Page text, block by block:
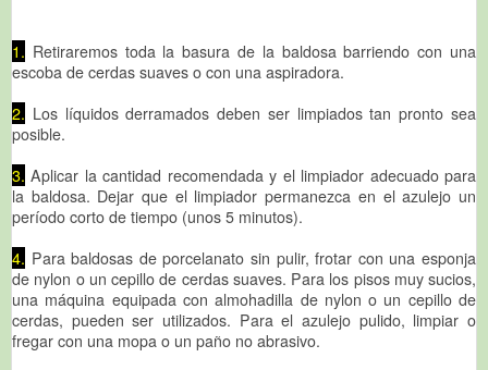
1. Retiraremos toda la basura de la baldosa barriendo con una
escoba de cerdas suaves o con una aspiradora.
2. Los líquidos derramados deben ser limpiados tan pronto sea
posible.
3. Aplicar la cantidad recomendada y el limpiador adecuado para
la baldosa. Dejar que el limpiador permanezca en el azulejo un
período corto de tiempo (unos 5 minutos).
4. Para baldosas de porcelanato sin pulir, frotar con una esponja
de nylon o un cepillo de cerdas suaves. Para los pisos muy sucios,
una máquina equipada con almohadilla de nylon o un cepillo de
cerdas, pueden ser utilizados. Para el azulejo pulido, limpiar o
fregar con una mopa o un paño no abrasivo.